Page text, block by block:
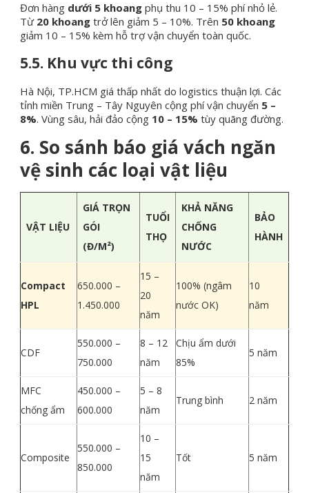
Đơn hàng dưới 5 khoang phụ thu 10 – 15% phí nhỏ lẻ.
Từ 20 khoang trở lên giảm 5 – 10%. Trên 50 khoang
giảm 10 – 15% kèm hỗ trợ vận chuyển toàn quốc.
5.5. Khu vực thi công
Hà Nội, TP.HCM giá thấp nhất do logistics thuận lợi. Các
tỉnh miền Trung – Tây Nguyên cộng phí vận chuyển 5 –
8%. Vùng sâu, hải đảo cộng 10 – 15% tùy quãng đường.
6. So sánh báo giá vách ngăn
vệ sinh các loại vật liệu
VẬT LIỆU
GIÁ TRỌN
GÓI
(Đ/M²)
TUỔI
THỌ
KHẢ NĂNG
CHỐNG
NƯỚC
BẢO
HÀNH
Compact
HPL
650.000 –
1.450.000
15 –
20
năm
100% (ngâm
nước OK)
10
năm
CDF
550.000 –
750.000
8 – 12
năm
Chịu ẩm dưới
85%
5 năm
MFC
chống ẩm
450.000 –
600.000
5 – 8
năm
Trung bình 2 năm
Composite
550.000 –
850.000
10 –
15
năm
Tốt 5 năm